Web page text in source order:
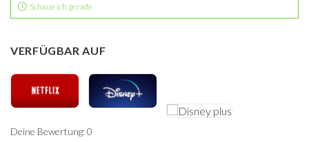
Schaue ich gerade
VERFÜGBAR AUF
Deine Bewertung: 0